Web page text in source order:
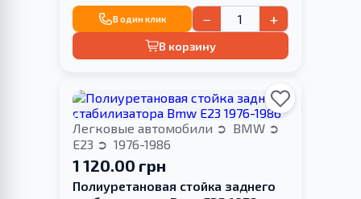
В один клик − +
В корзину
Легковые автомобили
BMW
E23
1976-1986
1 120.00 грн
Полиуретановая стойка заднего